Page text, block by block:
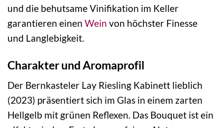
und die behutsame Vinifikation im Keller
garantieren einen Wein von höchster Finesse
und Langlebigkeit.
Charakter und Aromaprofil
Der Bernkasteler Lay Riesling Kabinett lieblich
(2023) präsentiert sich im Glas in einem zarten
Hellgelb mit grünen Reflexen. Das Bouquet ist ein